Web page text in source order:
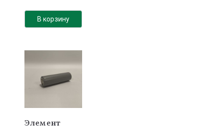
В корзину
Элемент